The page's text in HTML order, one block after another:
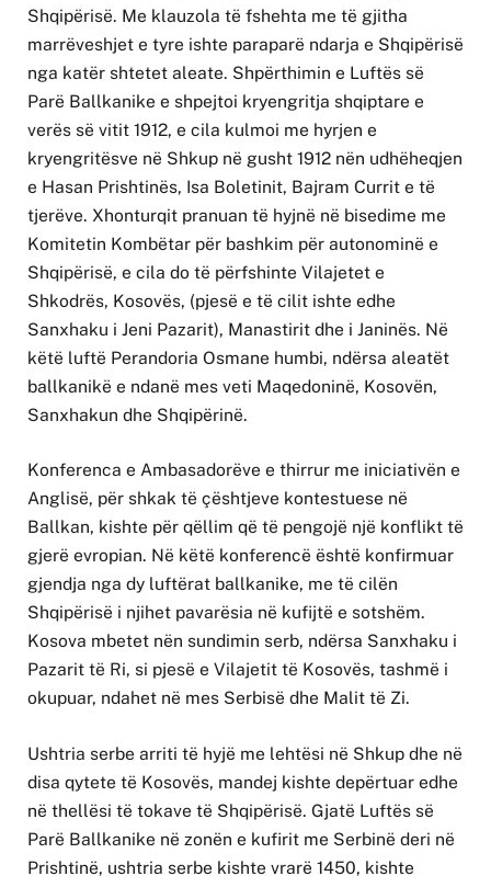
Shqipërisë. Me klauzola të fshehta me të gjitha
marrëveshjet e tyre ishte paraparë ndarja e Shqipërisë
nga katër shtetet aleate. Shpërthimin e Luftës së
Parë Ballkanike e shpejtoi kryengritja shqiptare e
verës së vitit 1912, e cila kulmoi me hyrjen e
kryengritësve në Shkup në gusht 1912 nën udhëheqjen
e Hasan Prishtinës, Isa Boletinit, Bajram Currit e të
tjerëve. Xhonturqit pranuan të hyjnë në bisedime me
Komitetin Kombëtar për bashkim për autonominë e
Shqipërisë, e cila do të përfshinte Vilajetet e
Shkodrës, Kosovës, (pjesë e të cilit ishte edhe
Sanxhaku i Jeni Pazarit), Manastirit dhe i Janinës. Në
këtë luftë Perandoria Osmane humbi, ndërsa aleatët
ballkanikë e ndanë mes veti Maqedoninë, Kosovën,
Sanxhakun dhe Shqipërinë.
Konferenca e Ambasadorëve e thirrur me iniciativën e
Anglisë, për shkak të çështjeve kontestuese në
Ballkan, kishte për qëllim që të pengojë një konflikt të
gjerë evropian. Në këtë konferencë është konfirmuar
gjendja nga dy luftërat ballkanike, me të cilën
Shqipërisë i njihet pavarësia në kufijtë e sotshëm.
Kosova mbetet nën sundimin serb, ndërsa Sanxhaku i
Pazarit të Ri, si pjesë e Vilajetit të Kosovës, tashmë i
okupuar, ndahet në mes Serbisë dhe Malit të Zi.
Ushtria serbe arriti të hyjë me lehtësi në Shkup dhe në
disa qytete të Kosovës, mandej kishte depërtuar edhe
në thellësi të tokave të Shqipërisë. Gjatë Luftës së
Parë Ballkanike në zonën e kufirit me Serbinë deri në
Prishtinë, ushtria serbe kishte vrarë 1450, kishte